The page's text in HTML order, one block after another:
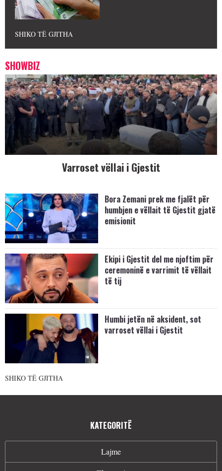
SHIKO TË GJITHA
SHOWBIZ
Varroset vëllai i Gjestit
Bora Zemani prek me fjalët për
humbjen e vëllait të Gjestit gjatë
emisionit
Ekipi i Gjestit del me njoftim për
ceremoninë e varrimit të vëllait
të tij
Humbi jetën në aksident, sot
varroset vëllai i Gjestit
SHIKO TË GJITHA
KATEGORITË
Lajme